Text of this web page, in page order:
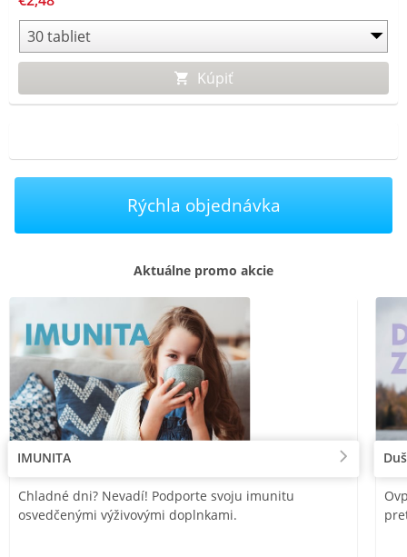
stavu vlasov, nechtov a pokožky a podporuje normálnu
funkciu imunitného systému.
Kúpiť
Rýchla objednávka
Aktuálne promo akcie
IMUNITA
Chladné dni? Nevadí! Podporte svoju imunitu
osvedčenými výživovými doplnkami.